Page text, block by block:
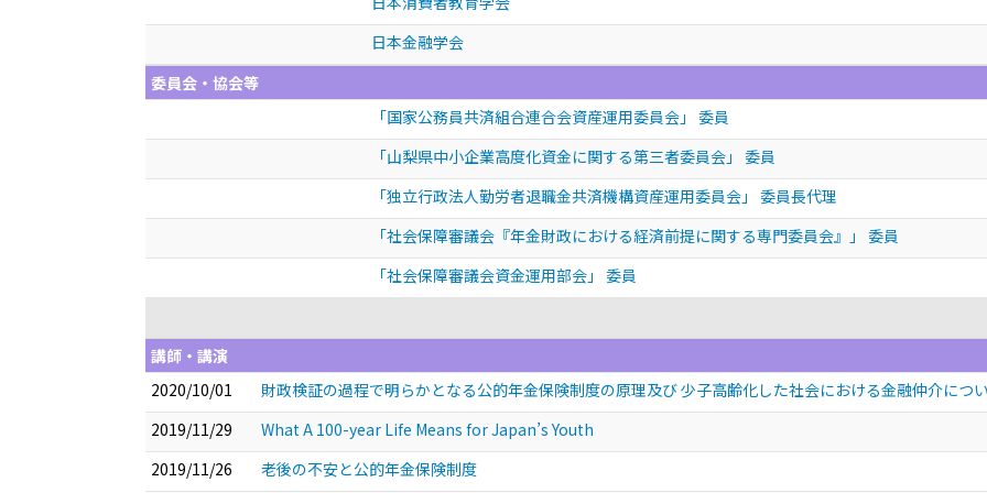
日本金融学会
委員会・協会等
「国家公務員共済組合連合会資産運用委員会」 委員
「山梨県中小企業高度化資金に関する第三者委員会」 委員
「独立行政法人勤労者退職金共済機構資産運用委員会」 委員長代理
「社会保障審議会『年金財政における経済前提に関する専門委員会』」 委員
「社会保障審議会資金運用部会」 委員
講師・講演
2020/10/01
財政検証の過程で明らかとなる公的年金保険制度の原理及び 少子高齢化した社会における金融仲介につ
2019/11/29
What A 100-year Life Means for Japan’s Youth
2019/11/26
老後の不安と公的年金保険制度